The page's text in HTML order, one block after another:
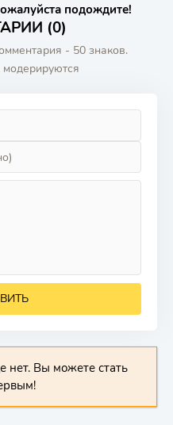
подождите!
(0)
- 50 знаков.
нет. Вы можете стать